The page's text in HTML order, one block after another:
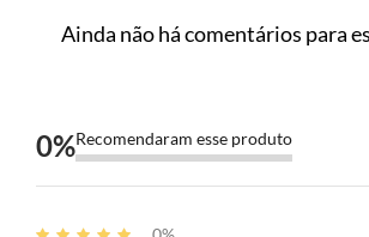
Ainda não há comentários para
0%Recomendaram esse produto